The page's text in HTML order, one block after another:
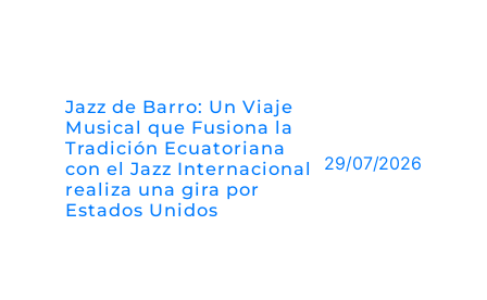
Jazz de Barro: Un Viaje
Musical que Fusiona la
Tradición Ecuatoriana
con el Jazz Internacional
realiza una gira por
Estados Unidos
29/07/2026